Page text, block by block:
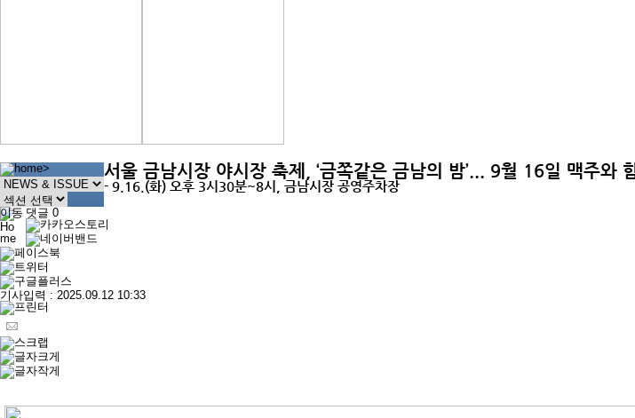
>
이동
서울 금남시장 야시장 축제, ‘금쪽같은 금남의 밤’... 9월 16일 맥주와
- 9.16.(화) 오후 3시30분~8시, 금남시장 공영주차장
댓글 0
기사입력 : 2025.09.12 10:33